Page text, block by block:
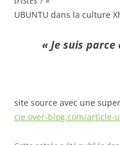
UBUNTU dans la culture
« Je suis
site source avec une
cie.over-blog.com/article-